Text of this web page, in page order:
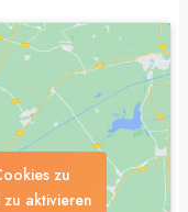
zu
aktivieren